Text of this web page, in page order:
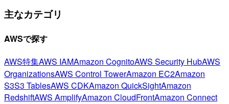
主なカテゴリ
AWSで探す
AWS特集AWS IAMAmazon CognitoAWS Security HubAWS
OrganizationsAWS Control TowerAmazon EC2Amazon
S3S3 TablesAWS CDKAmazon QuickSightAmazon
RedshiftAWS AmplifyAmazon CloudFrontAmazon Connect